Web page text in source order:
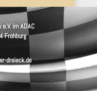
im ADAC
Frohburg
dreieck.de